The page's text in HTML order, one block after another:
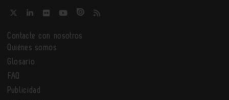
Contacte con nosotros
Quiénes somos
Glosario
FAQ
Publicidad